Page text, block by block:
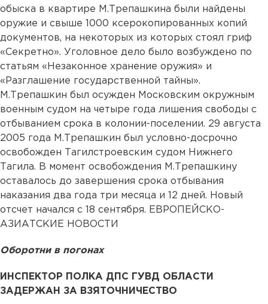
обыска в квартире М.Трепашкина были найдены
оружие и свыше 1000 ксерокопированных копий
документов, на некоторых из которых стоял гриф
«Секретно». Уголовное дело было возбуждено по
статьям «Незаконное хранение оружия» и
«Разглашение государственной тайны».
М.Трепашкин был осужден Московским окружным
военным судом на четыре года лишения свободы с
отбыванием срока в колонии-поселении. 29 августа
2005 года М.Трепашкин был условно-досрочно
освобожден Тагилстроевским судом Нижнего
Тагила. В момент освобождения М.Трепашкину
оставалось до завершения срока отбывания
наказания два года три месяца и 12 дней. Новый
отсчет начался с 18 сентября. ЕВРОПЕЙСКО-
АЗИАТСКИЕ НОВОСТИ
Оборотни в погонах
ИНСПЕКТОР ПОЛКА ДПС ГУВД ОБЛАСТИ
ЗАДЕРЖАН ЗА ВЗЯТОЧНИЧЕСТВО